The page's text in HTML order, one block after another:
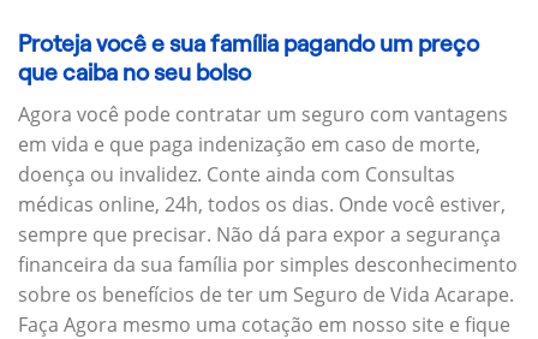
Proteja você e sua família pagando um preço
que caiba no seu bolso
Agora você pode contratar um seguro com vantagens
em vida e que paga indenização em caso de morte,
doença ou invalidez. Conte ainda com Consultas
médicas online, 24h, todos os dias. Onde você estiver,
sempre que precisar. Não dá para expor a segurança
financeira da sua família por simples desconhecimento
sobre os benefícios de ter um Seguro de Vida Acarape.
Faça Agora mesmo uma cotação em nosso site e fique